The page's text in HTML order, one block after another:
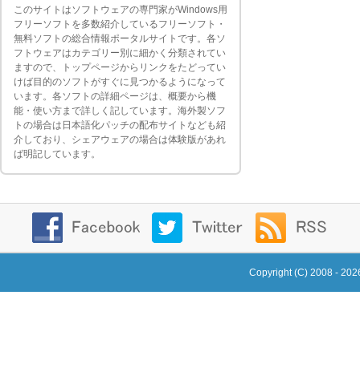
このサイトはソフトウェアの専門家がWindows用
フリーソフトを多数紹介しているフリーソフト・
無料ソフトの総合情報ポータルサイトです。各ソ
フトウェアはカテゴリー別に細かく分類されてい
ますので、トップページからリンクをたどってい
けば目的のソフトがすぐに見つかるようになって
います。各ソフトの詳細ページは、概要から機
能・使い方まで詳しく記しています。海外製ソフ
トの場合は日本語化パッチの配布サイトなども紹
介しており、シェアウェアの場合は体験版があれ
ば明記しています。
Copyright (C) 2008 -